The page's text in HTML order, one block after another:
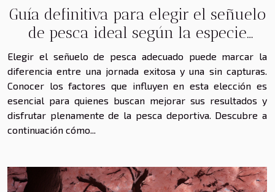
Guía definitiva para elegir el señuelo
de pesca ideal según la especie
objetivo
Elegir el señuelo de pesca adecuado puede marcar la
diferencia entre una jornada exitosa y una sin capturas.
Conocer los factores que influyen en esta elección es
esencial para quienes buscan mejorar sus resultados y
disfrutar plenamente de la pesca deportiva. Descubre a
continuación cómo...